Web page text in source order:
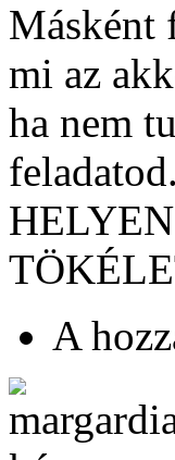
Másként
mi az
ha nem
A